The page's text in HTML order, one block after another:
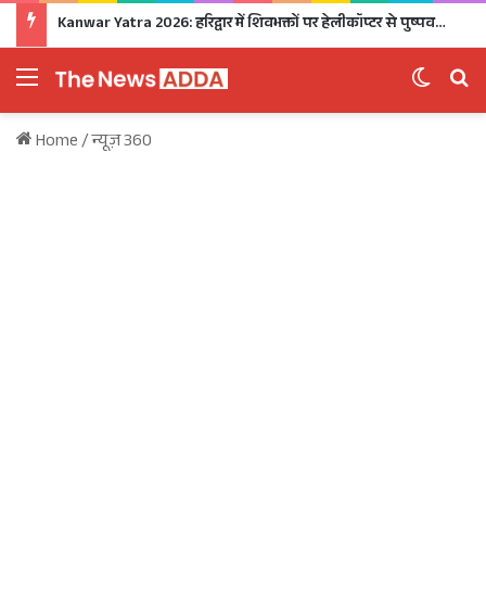
Kanwar Yatra 2026: हरिद्वार में शिवभक्तों पर हेलीकॉप्टर से पुष्पवर्षा, CM धामी ने धोए कांवड़ियों के चरण, अपने हाथों से परोसा भोजन
Menu
Home/न्यूज़ 360